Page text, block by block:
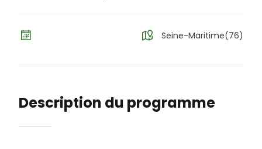
Seine-Maritime(76)
Description du programme